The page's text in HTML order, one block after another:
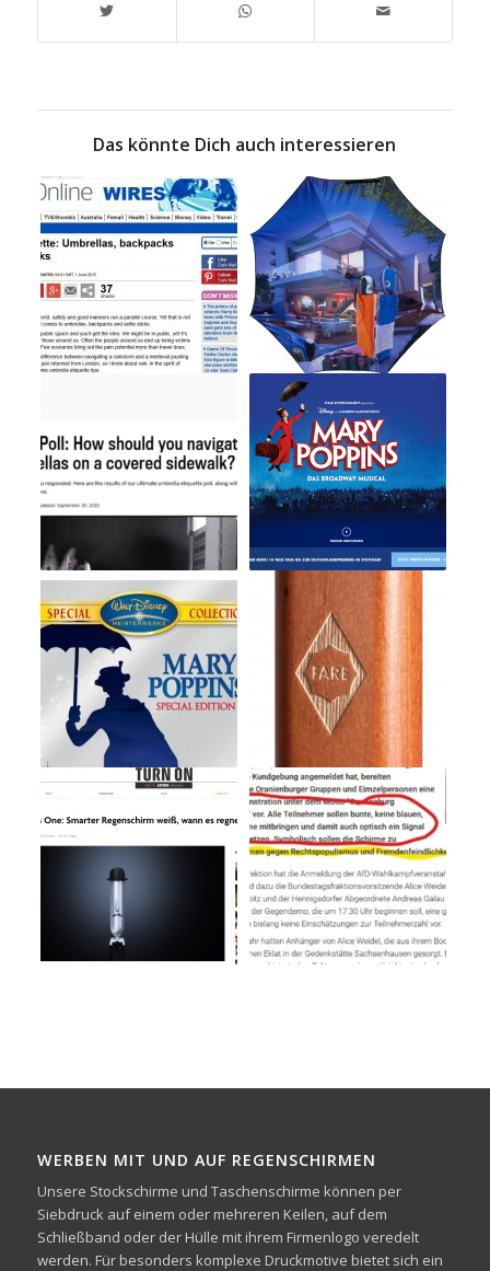
Das könnte Dich auch interessieren
WERBEN MIT UND AUF REGENSCHIRMEN
Unsere Stockschirme und Taschenschirme können per
Siebdruck auf einem oder mehreren Keilen, auf dem
Schließband oder der Hülle mit ihrem Firmenlogo veredelt
werden. Für besonders komplexe Druckmotive bietet sich ein